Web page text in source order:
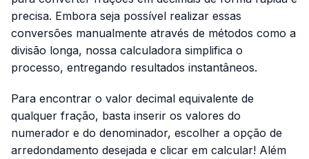
precisa. Embora seja possível realizar essas
conversões manualmente através de métodos como a
divisão longa, nossa calculadora simplifica o
processo, entregando resultados instantâneos.
Para encontrar o valor decimal equivalente de
qualquer fração, basta inserir os valores do
numerador e do denominador, escolher a opção de
arredondamento desejada e clicar em calcular! Além